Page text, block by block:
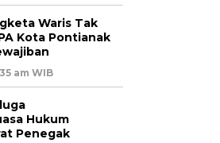
Waris Tak
Kota Pontianak
am WIB
Hukum
Penegak